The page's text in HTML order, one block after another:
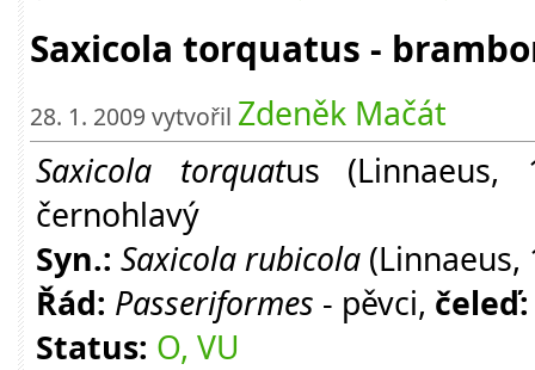
Saxicola torquatus -
28. 1. 2009 vytvořil Zdeněk Mačát
Saxicola torquatus (Linnaeus,
černohlavý
Syn.: Saxicola rubicola (Linnaeus,
Řád: Passeriformes - pěvci, čeleď:
Status: O, VU